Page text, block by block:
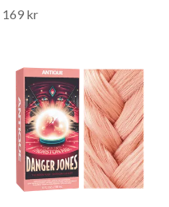
169 kr